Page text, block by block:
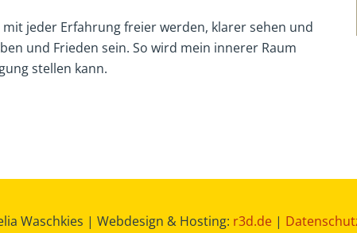
jeder Erfahrung freier werden, klarer sehen und
und Frieden sein. So wird mein innerer Raum
stellen kann.
Waschkies | Webdesign & Hosting: r3d.de |